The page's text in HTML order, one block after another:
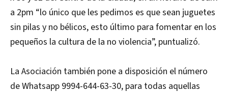
a 2pm “lo único que les pedimos es que sean juguetes
sin pilas y no bélicos, esto último para fomentar en los
pequeños la cultura de la no violencia”, puntualizó.
La Asociación también pone a disposición el número
de Whatsapp 9994-644-63-30, para todas aquellas